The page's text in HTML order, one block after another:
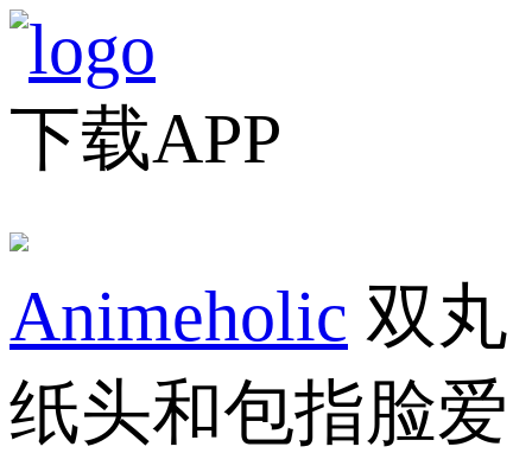
下载APP
Animeholic 双丸
纸头和包指脸爱